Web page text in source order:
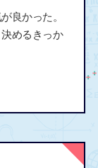
良かった。
めるきっか